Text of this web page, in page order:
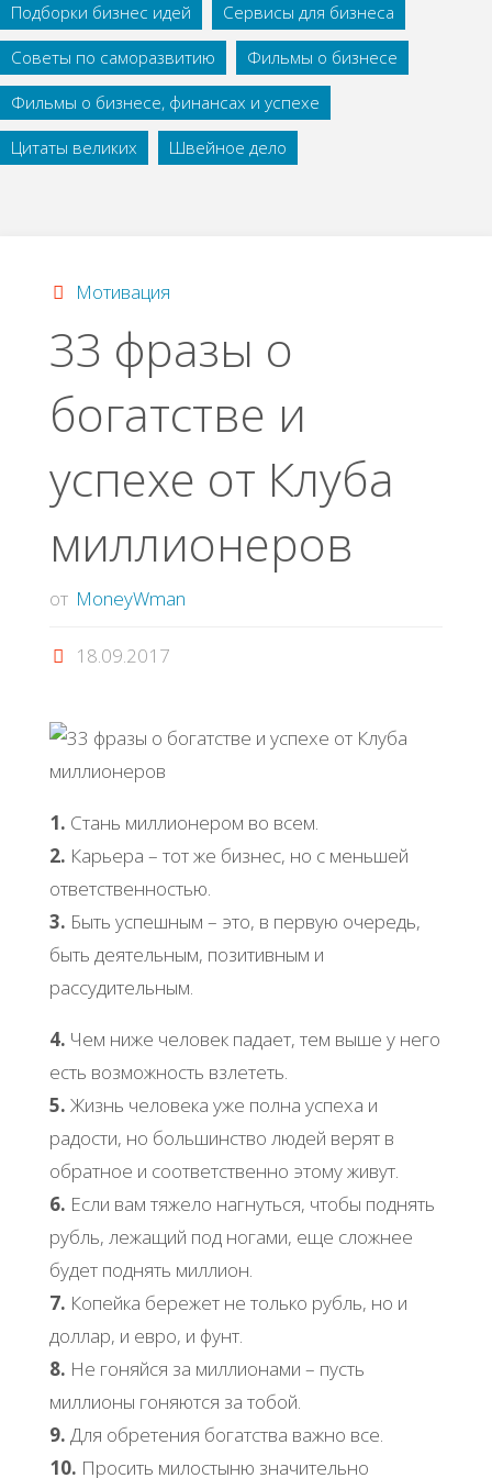
Подборки бизнес идей
Сервисы для бизнеса
Советы по саморазвитию
Фильмы о бизнесе
Фильмы о бизнесе, финансах и успехе
Цитаты великих
Швейное дело
Мотивация
33 фразы о
богатстве и
успехе от Клуба
миллионеров
от MoneyWman
18.09.2017
1. Стань миллионером во всем.
2. Карьера – тот же бизнес, но с меньшей
ответственностью.
3. Быть успешным – это, в первую очередь,
быть деятельным, позитивным и
рассудительным.
4. Чем ниже человек падает, тем выше у него
есть возможность взлететь.
5. Жизнь человека уже полна успеха и
радости, но большинство людей верят в
обратное и соответственно этому живут.
6. Если вам тяжело нагнуться, чтобы поднять
рубль, лежащий под ногами, еще сложнее
будет поднять миллион.
7. Копейка бережет не только рубль, но и
доллар, и евро, и фунт.
8. Не гоняйся за миллионами – пусть
миллионы гоняются за тобой.
9. Для обретения богатства важно все.
10. Просить милостыню значительно